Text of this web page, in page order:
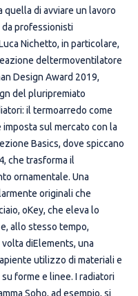
quella di avviare un lavoro
professionisti
Nichetto, in particolare,
deltermoventilatore
Design Award 2019,
del pluripremiato
il termoarredo come
sul mercato con la
Basics, dove spiccano
che trasforma il
ornamentale. Una
originali che
oKey, che eleva lo
allo stesso tempo,
diElements, una
utilizzo di materiali e
forme e linee. I radiatori
Soho, ad esempio, si